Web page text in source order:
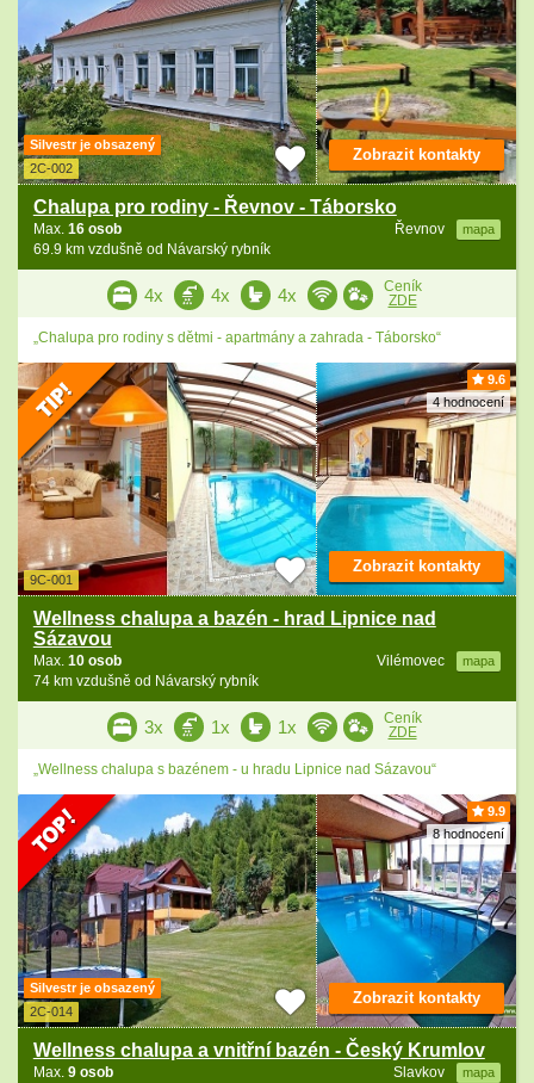
Silvestr je obsazený
2C-002
Chalupa pro rodiny - Řevnov - Táborsko
Řevnov mapa
Max. 16 osob
69.9 km vzdušně od Návarský rybník
Zobrazit kontakty
4x 4x 4x
Ceník
ZDE
„Chalupa pro rodiny s dětmi - apartmány a zahrada - Táborsko“
9.6
4 hodnocení
9C-001
Wellness chalupa a bazén - hrad Lipnice nad
Sázavou
Vilémovec mapa
Max. 10 osob
74 km vzdušně od Návarský rybník
Zobrazit kontakty
3x 1x 1x
Ceník
ZDE
„Wellness chalupa s bazénem - u hradu Lipnice nad Sázavou“
9.9
8 hodnocení
Silvestr je obsazený
2C-014
Wellness chalupa a vnitřní bazén - Český Krumlov
Slavkov mapa
Max. 9 osob
Zobrazit kontakty